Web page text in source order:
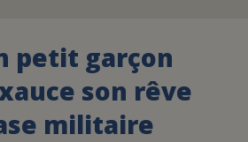
petit garçon
son rêve
militaire